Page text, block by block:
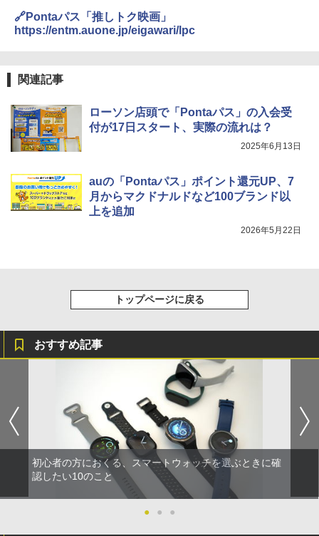
🔗Pontaパス「推しトク映画」
https://entm.auone.jp/eigawari/lpc
関連記事
ローソン店頭で「Pontaパス」の入会受
付が17日スタート、実際の流れは？
2025年6月13日
auの「Pontaパス」ポイント還元UP、7
月からマクドナルドなど100ブランド以
上を追加
2026年5月22日
トップページに戻る
おすすめ記事
初心者の方におくる、スマートウォッチを選ぶときに確
認したい10のこと
● ● ●